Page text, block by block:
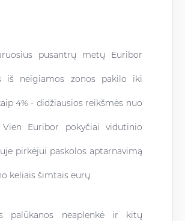
pusantrų metų Euribor
iš neigiamos zonos pakilo iki
4% - didžiausios reikšmės nuo
Euribor pokyčiai vidutinio
pirkėjui paskolos aptarnavimą
keliais šimtais eurų.
palūkanos neaplenkė ir kitų